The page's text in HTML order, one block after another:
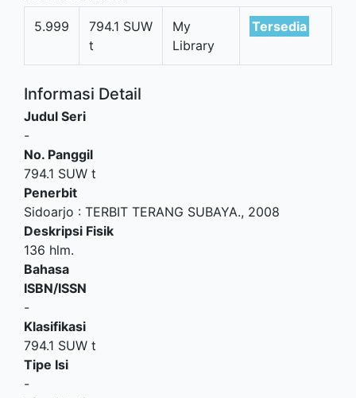
5.999
794.1 SUW
t
My
Library
Tersedia
Informasi Detail
Judul Seri
-
No. Panggil
794.1 SUW t
Penerbit
Sidoarjo : TERBIT TERANG SUBAYA., 2008
Deskripsi Fisik
136 hlm.
Bahasa
ISBN/ISSN
-
Klasifikasi
794.1 SUW t
Tipe Isi
-